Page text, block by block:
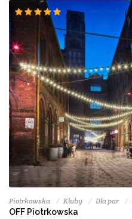
Piotrkowska Kluby Dla par
OFF Piotrkowska